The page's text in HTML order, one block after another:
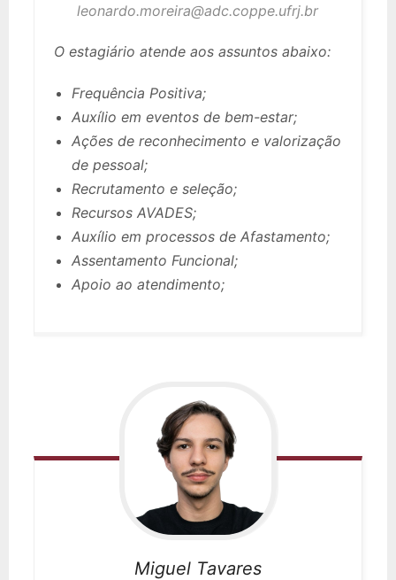
leonardo.moreira@adc.coppe.ufrj.br
O estagiário atende aos assuntos abaixo:
Frequência Positiva;
Auxílio em eventos de bem-estar;
Ações de reconhecimento e valorização
de pessoal;
Recrutamento e seleção;
Recursos AVADES;
Auxílio em processos de Afastamento;
Assentamento Funcional;
Apoio ao atendimento;
Miguel Tavares